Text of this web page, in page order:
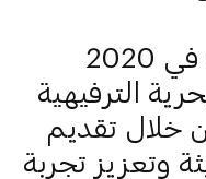
أبوظبي البحرية أُسِّست في 2020
الترفيهية
خلال تقديم
وتعزيز تجربة